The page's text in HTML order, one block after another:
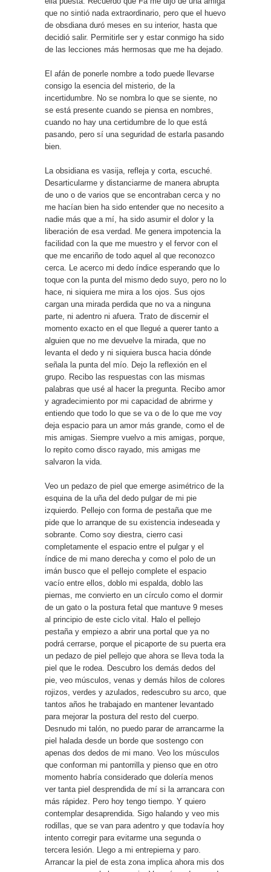
que no sintió nada extraordinario, pero que el huevo
de obsdiana duró meses en su interior, hasta que
decidió salir. Permitirle ser y estar conmigo ha sido
de las lecciones más hermosas que me ha dejado.
El afán de ponerle nombre a todo puede llevarse
consigo la esencia del misterio, de la
incertidumbre. No se nombra lo que se siente, no
se está presente cuando se piensa en nombres,
cuando no hay una certidumbre de lo que está
pasando, pero sí una seguridad de estarla pasando
bien.
La obsidiana es vasija, refleja y corta, escuché.
Desarticularme y distanciarme de manera abrupta
de uno o de varios que se encontraban cerca y no
me hacían bien ha sido entender que no necesito a
nadie más que a mí, ha sido asumir el dolor y la
liberación de esa verdad. Me genera impotencia la
facilidad con la que me muestro y el fervor con el
que me encariño de todo aquel al que reconozco
cerca. Le acerco mi dedo índice esperando que lo
toque con la punta del mismo dedo suyo, pero no lo
hace, ni siquiera me mira a los ojos. Sus ojos
cargan una mirada perdida que no va a ninguna
parte, ni adentro ni afuera. Trato de discernir el
momento exacto en el que llegué a querer tanto a
alguien que no me devuelve la mirada, que no
levanta el dedo y ni siquiera busca hacia dónde
señala la punta del mío. Dejo la reflexión en el
grupo. Recibo las respuestas con las mismas
palabras que usé al hacer la pregunta. Recibo amor
y agradecimiento por mi capacidad de abrirme y
entiendo que todo lo que se va o de lo que me voy
deja espacio para un amor más grande, como el de
mis amigas. Siempre vuelvo a mis amigas, porque,
lo repito como disco rayado, mis amigas me
salvaron la vida.
Veo un pedazo de piel que emerge asimétrico de la
esquina de la uña del dedo pulgar de mi pie
izquierdo. Pellejo con forma de pestaña que me
pide que lo arranque de su existencia indeseada y
sobrante. Como soy diestra, cierro casi
completamente el espacio entre el pulgar y el
índice de mi mano derecha y como el polo de un
imán busco que el pellejo complete el espacio
vacío entre ellos, doblo mi espalda, doblo las
piernas, me convierto en un círculo como el dormir
de un gato o la postura fetal que mantuve 9 meses
al principio de este ciclo vital. Halo el pellejo
pestaña y empiezo a abrir una portal que ya no
podrá cerrarse, porque el picaporte de su puerta era
un pedazo de piel pellejo que ahora se lleva toda la
piel que le rodea. Descubro los demás dedos del
pie, veo músculos, venas y demás hilos de colores
rojizos, verdes y azulados, redescubro su arco, que
tantos años he trabajado en mantener levantado
para mejorar la postura del resto del cuerpo.
Desnudo mi talón, no puedo parar de arrancarme la
piel halada desde un borde que sostengo con
apenas dos dedos de mi mano. Veo los músculos
que conforman mi pantorrilla y pienso que en otro
momento habría considerado que dolería menos
ver tanta piel desprendida de mí si la arrancara con
más rápidez. Pero hoy tengo tiempo. Y quiero
contemplar desaprendida. Sigo halando y veo mis
rodillas, que se van para adentro y que todavía hoy
intento corregir para evitarme una segunda o
tercera lesión. Llego a mi entrepierna y paro.
Arrancar la piel de esta zona implica ahora mis dos